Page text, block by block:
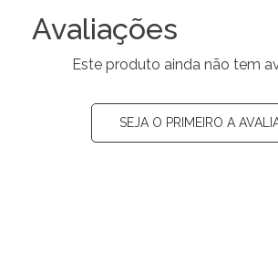
Avaliações
Este produto ainda não tem
SEJA O PRIMEIRO A